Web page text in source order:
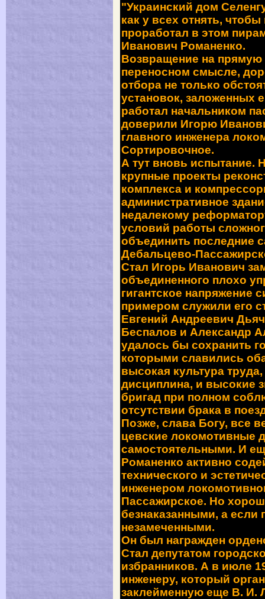
"Украинский дом
как у всех отнять,
проработал в этом
Иванович Романенко.
Возвращение на
переносном смысле,
отбора не только
установок, заложенных
работал начальником
доверили Игорю
главного инженера
Сортировочное.
А тут вновь испытание.
крупные проекты
комплекса и
административное
недалекому
условий работы
объединить последние
Дебальцево-
Стал Игорь Иванович
объединенного плохо
гигантское напряжение
примером служили его
Евгений Андреевич
Беспалов и Александр
удалось бы сохранить
которыми славились
высокая культура
дисциплина, и высокие
бригад при полном
отсутствии брака в
Позже, слава Богу, все
цевские локомотивные
самостоятельными. И
Романенко активно
технического и
инженером
Пассажирское. Но
безнаказанными, а если
незамеченными.
Он был награжден
Стал депутатом
избранников. А в июле
инженеру, который
заклейменную еще В. И.